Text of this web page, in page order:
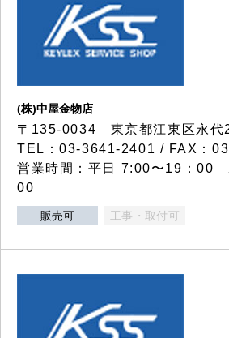
(株)中屋金物店
〒135-0034 東京都江東区永代
TEL：03-3641-2401 / FAX：
営業時間：平日 7:00〜19：00
00
販売可 工事・取付可